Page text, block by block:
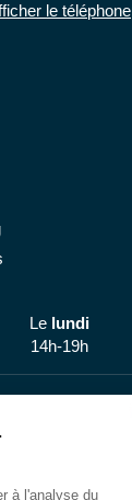
le téléphone
Le lundi
14h-19h